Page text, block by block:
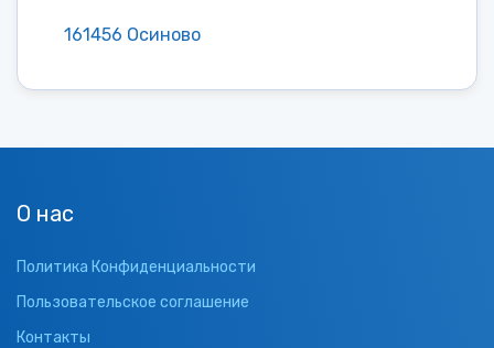
161456 Осиново
О нас
Политика Конфиденциальности
Пользовательское соглашение
Контакты